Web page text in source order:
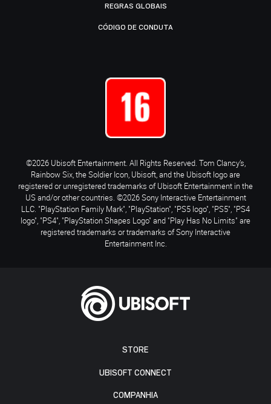
STORE
UBISOFT CONNECT
COMPANHIA
REGRAS GLOBAIS
CÓDIGO DE CONDUTA
©2026 Ubisoft Entertainment. All Rights Reserved. Tom Clancy’s,
Rainbow Six, the Soldier Icon, Ubisoft, and the Ubisoft logo are
registered or unregistered trademarks of Ubisoft Entertainment in the
US and/or other countries. ©2026 Sony Interactive Entertainment
LLC. "PlayStation Family Mark", "PlayStation", "PS5 logo", "PS5", "PS4
logo", "PS4", "PlayStation Shapes Logo" and "Play Has No Limits" are
registered trademarks or trademarks of Sony Interactive
Entertainment Inc.